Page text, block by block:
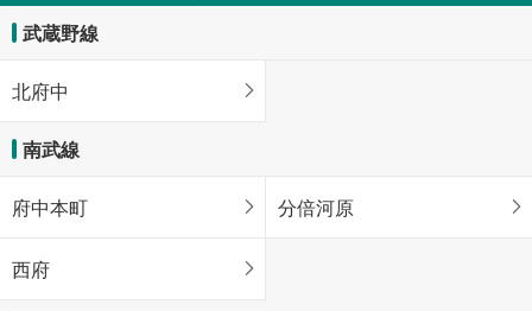
武蔵野線
北府中
南武線
府中本町 分倍河原
西府